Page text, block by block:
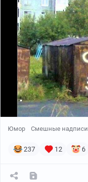
Юмор Смешные надписи
237 12 6